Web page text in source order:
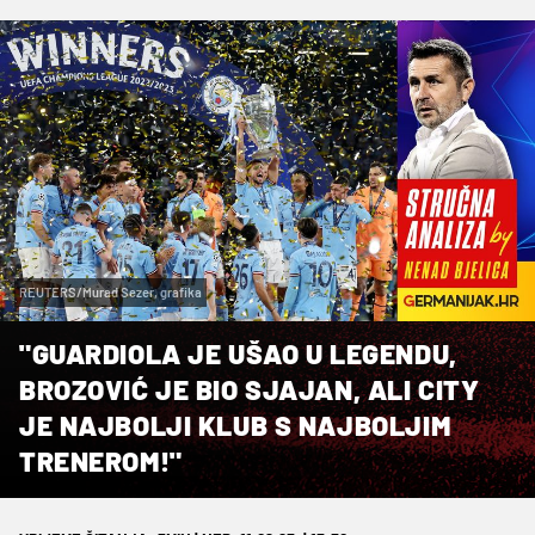
REUTERS/Murad Sezer, grafika
"GUARDIOLA JE UŠAO U LEGENDU,
BROZOVIĆ JE BIO SJAJAN, ALI CITY
JE NAJBOLJI KLUB S NAJBOLJIM
TRENEROM!"